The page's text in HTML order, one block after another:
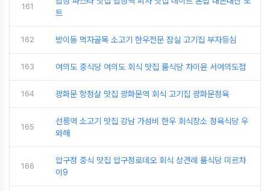
161
트
162 방이동 먹자골목 소고기 한우전문 잠실 고기집 부자등심
163 여의도 중식당 여의도 회식 맛집 룸식당 차이윤 서여의도점
164 광화문 항정살 맛집 광화문역 회식 고기집 광화문정육
165
선릉역 소고기 맛집 강남 가성비 한우 회식장소 정육식당 우
와해
166
압구정 중식 맛집 압구정로데오 회식 상견례 룸식당 미르차
이9